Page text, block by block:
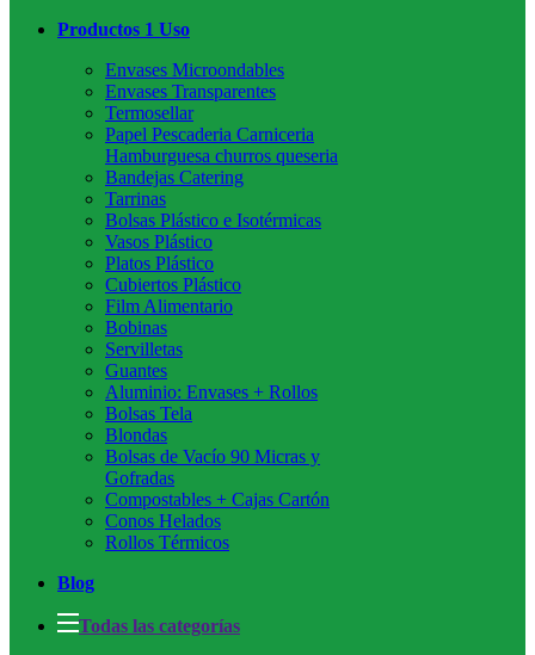
Productos 1 Uso
Envases Microondables
Envases Transparentes
Termosellar
Papel Pescaderia Carniceria
Hamburguesa churros queseria
Bandejas Catering
Tarrinas
Bolsas Plástico e Isotérmicas
Vasos Plástico
Platos Plástico
Cubiertos Plástico
Film Alimentario
Bobinas
Servilletas
Guantes
Aluminio: Envases + Rollos
Bolsas Tela
Blondas
Bolsas de Vacío 90 Micras y
Gofradas
Compostables + Cajas Cartón
Conos Helados
Rollos Térmicos
Blog
Todas las categorías